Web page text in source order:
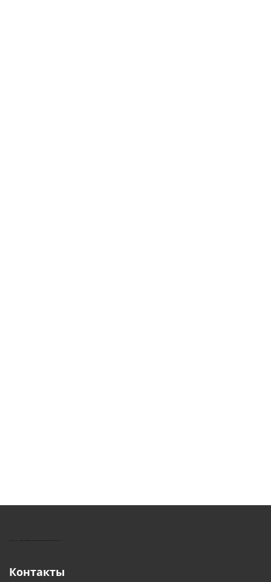
КУШТУТ - ОБОРУДОВАНИЕ ДЛЯ САЛОНОВ КРАСОТЫ
Контакты